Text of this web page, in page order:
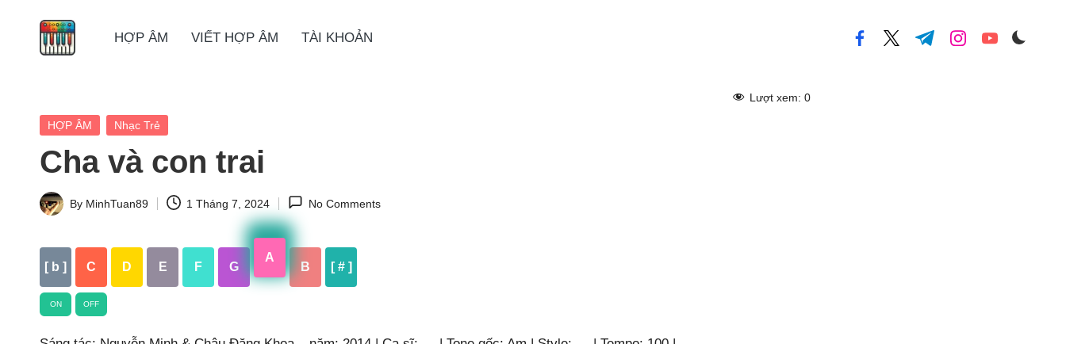
HỢP ÂM VIẾT HỢP ÂM TÀI KHOẢN facebook.com
twitter.com
t.me instagram.com
youtube.com
Posted
HỢP ÂM Nhạc Trẻ
Cha và con trai
Posted
By MinhTuan89 1 Tháng 7, 2024 No Comments
[ b ] C D E F G
A
B [ # ]
ON OFF
Lượt xem: 0